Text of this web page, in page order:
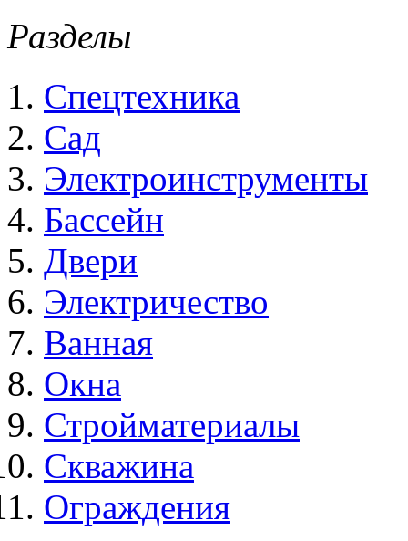
Разделы
Спецтехника
Сад
Электроинструменты
Бассейн
Двери
Электричество
Ванная
Окна
Стройматериалы
Скважина
Ограждения